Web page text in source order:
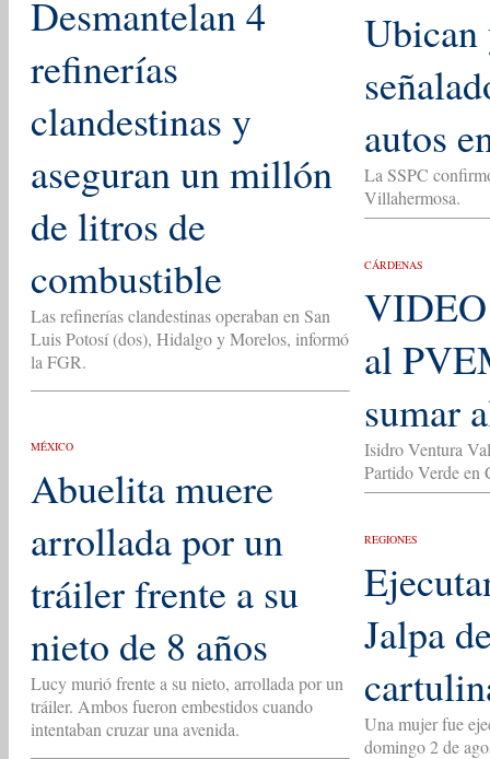
Desmantelan 4
refinerías
clandestinas y
aseguran un millón
de litros de
combustible
Las refinerías clandestinas operaban en San
Luis Potosí (dos), Hidalgo y Morelos, informó
la FGR.
MÉXICO
Abuelita muere
arrollada por un
tráiler frente a su
nieto de 8 años
Lucy murió frente a su nieto, arrollada por un
tráiler. Ambos fueron embestidos cuando
intentaban cruzar una avenida.
Ubican
autos
La SSPC
Villahermosa.
CÁRDENAS
al
sumar
Isidro Ventura
Partido Verde en
REGIONES
Jalpa
Una mujer fue
domingo 2 de